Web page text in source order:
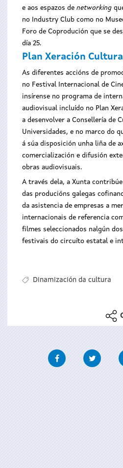
e aos espazos de networking
no Industry Club como no
Foro de Coprodución que se
día 25.
Plan Xeración Cultura
As diferentes accións de
no Festival Internacional de
insírense no programa de
audiovisual incluído no Plan
a desenvolver a Consellería de
Universidades, e no marco do
á súa disposición unha liña de
comercialización e difusión
obras audiovisuais.
A través dela, a Xunta
das producións galegas
da asistencia de empresas a
internacionais de referencia
filmes seleccionados nalgún
festivais do circuíto estatal e
Dinamización da cultura
Facebook